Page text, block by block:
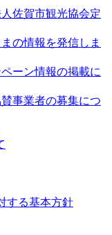
佐賀市観光協会定
の情報を発信しま
ーン情報の掲載に
事業者の募集につ
する基本方針